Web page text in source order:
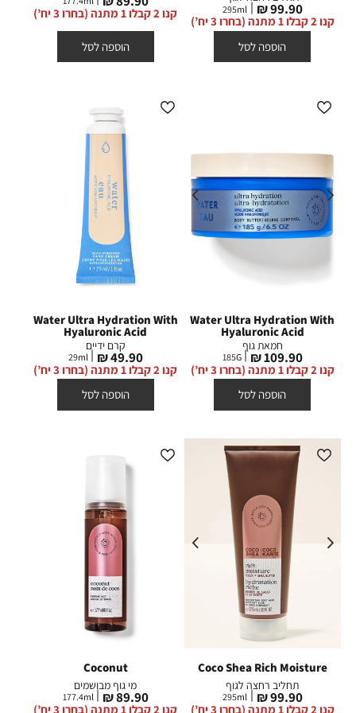
מחיר
מוצר
99.90 ₪
295ml
קנו 2 קבלו 1 מתנה (בחרו 3 יח’)
הוספה לסל
מוצר קנו 2 קבלו 1 מתנה (בחרו 3 יח’)
הוספה לסל
Water Ultra Hydration With
Hyaluronic Acid
חמאת גוף
מחיר
מוצר
109.90 ₪
185G
קנו 2 קבלו 1 מתנה (בחרו 3 יח’)
הוספה לסל
Water Ultra Hydration With
Hyaluronic Acid
קרם ידיים
מחיר
מוצר
49.90 ₪
29ml
קנו 2 קבלו 1 מתנה (בחרו 3 יח’)
הוספה לסל
Coco Shea Rich Moisture
תחליב רחצה לגוף
מחיר
מוצר
99.90 ₪
295ml
קנו 2 קבלו 1 מתנה (בחרו 3 יח’)
Coconut
מי גוף מבושמים
מחיר
מוצר
89.90 ₪
177.4ml
קנו 2 קבלו 1 מתנה (בחרו 3 יח’)